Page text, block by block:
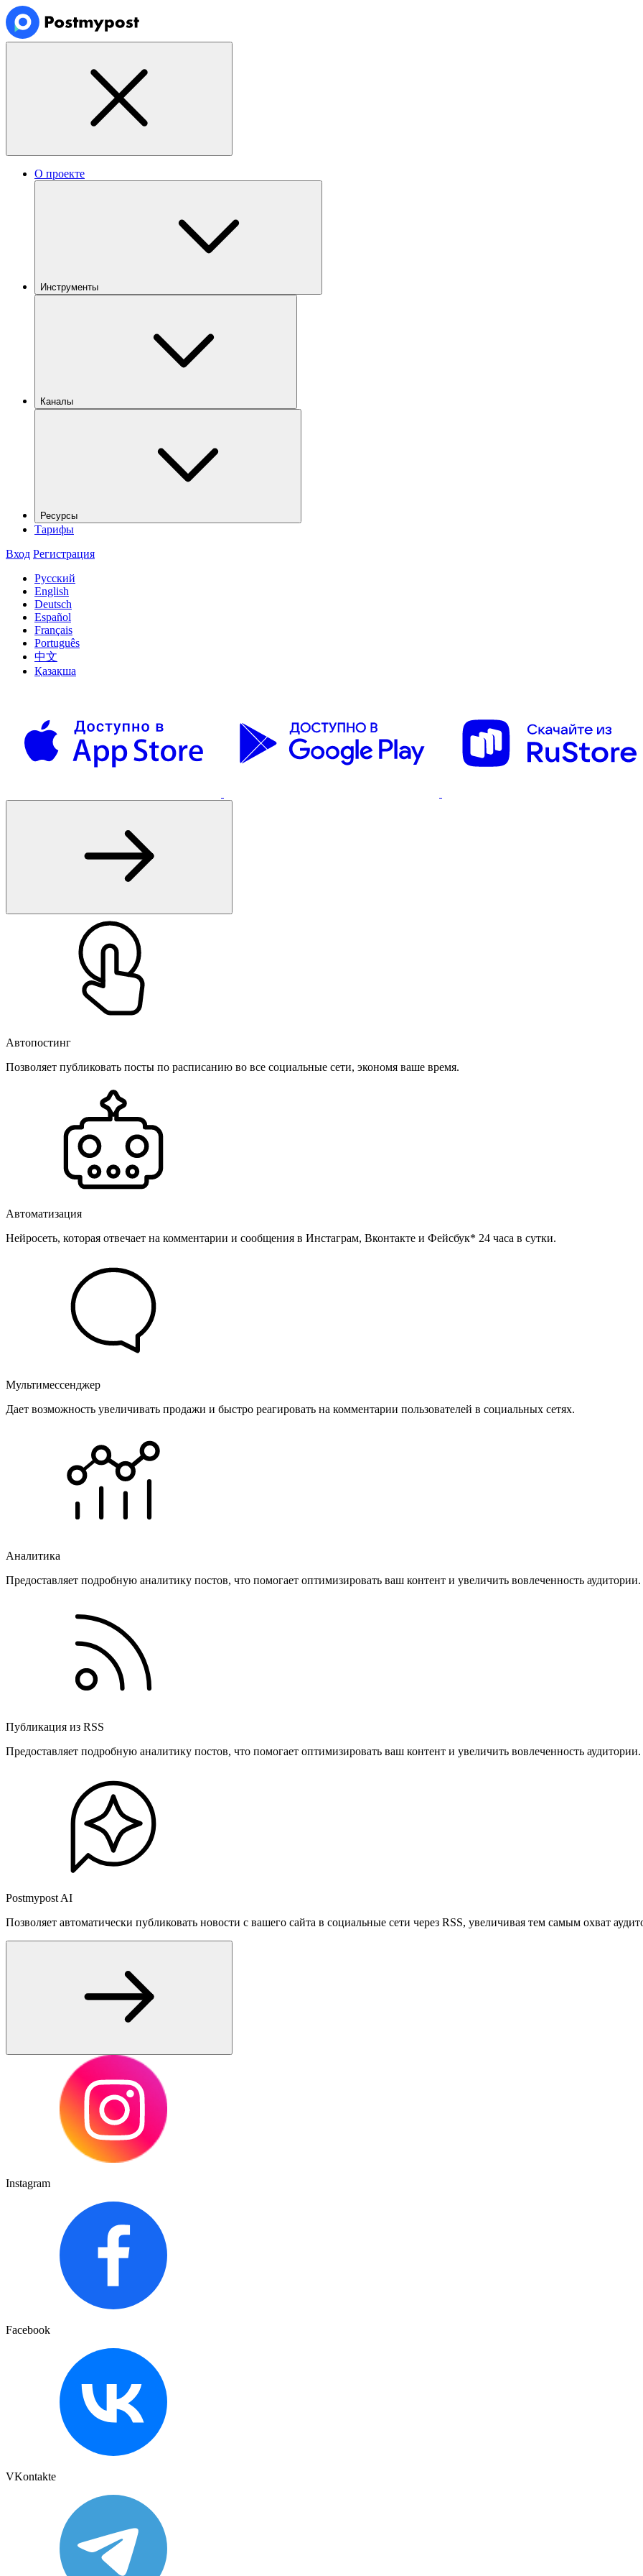
О проекте
Инструменты
Каналы
Ресурсы
Тарифы
Вход Регистрация
Русский
English
Deutsch
Español
Français
Português
中文
Қазақша
Автопостинг
Позволяет публиковать посты по расписанию во все социальные сети, экономя ваше время.
Автоматизация
Нейросеть, которая отвечает на комментарии и сообщения в Инстаграм, Вконтакте и Фейсбук* 24 часа в сутки.
Мультимессенджер
Дает возможность увеличивать продажи и быстро реагировать на комментарии пользователей в социальных сетях.
Аналитика
Предоставляет подробную аналитику постов, что помогает оптимизировать ваш контент и увеличить вовлеченность аудитории.
Публикация из RSS
Предоставляет подробную аналитику постов, что помогает оптимизировать ваш контент и увеличить вовлеченность аудитории.
Postmypost AI
Позволяет автоматически публиковать новости с вашего сайта в социальные сети через RSS, увеличивая тем самым охват
Instagram
Facebook
VKontakte